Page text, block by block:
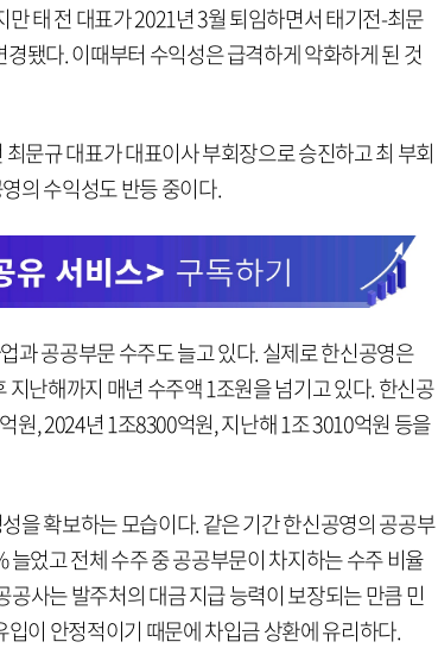
태 전 대표가 2021년 3월 퇴임하면서 태기전-최문
됐다. 이때부터 수익성은 급격하게 악화하게 된 것
문규 대표가 대표이사 부회장으로 승진하고 최 부회
의 수익성도 반등 중이다.
과 공공부문 수주도 늘고 있다. 실제로 한신공영은
지난해까지 매년 수주액 1조원을 넘기고 있다. 한신공
원, 2024년 1조8300억원, 지난해 1조 3010억원 등을
을 확보하는 모습이다. 같은 기간 한신공영의 공공부
었고 전체 수주 중 공공부문이 차지하는 수주 비율
사는 발주처의 대금 지급 능력이 보장되는 만큼 민
이 안정적이기 때문에 차입금 상환에 유리하다.